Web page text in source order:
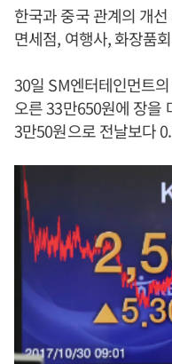
한국과 중국 관계의 개
면세점, 여행사, 화장품
30일 SM엔터테인먼트
오른 33만650원에 장을
3만50원으로 전날보다